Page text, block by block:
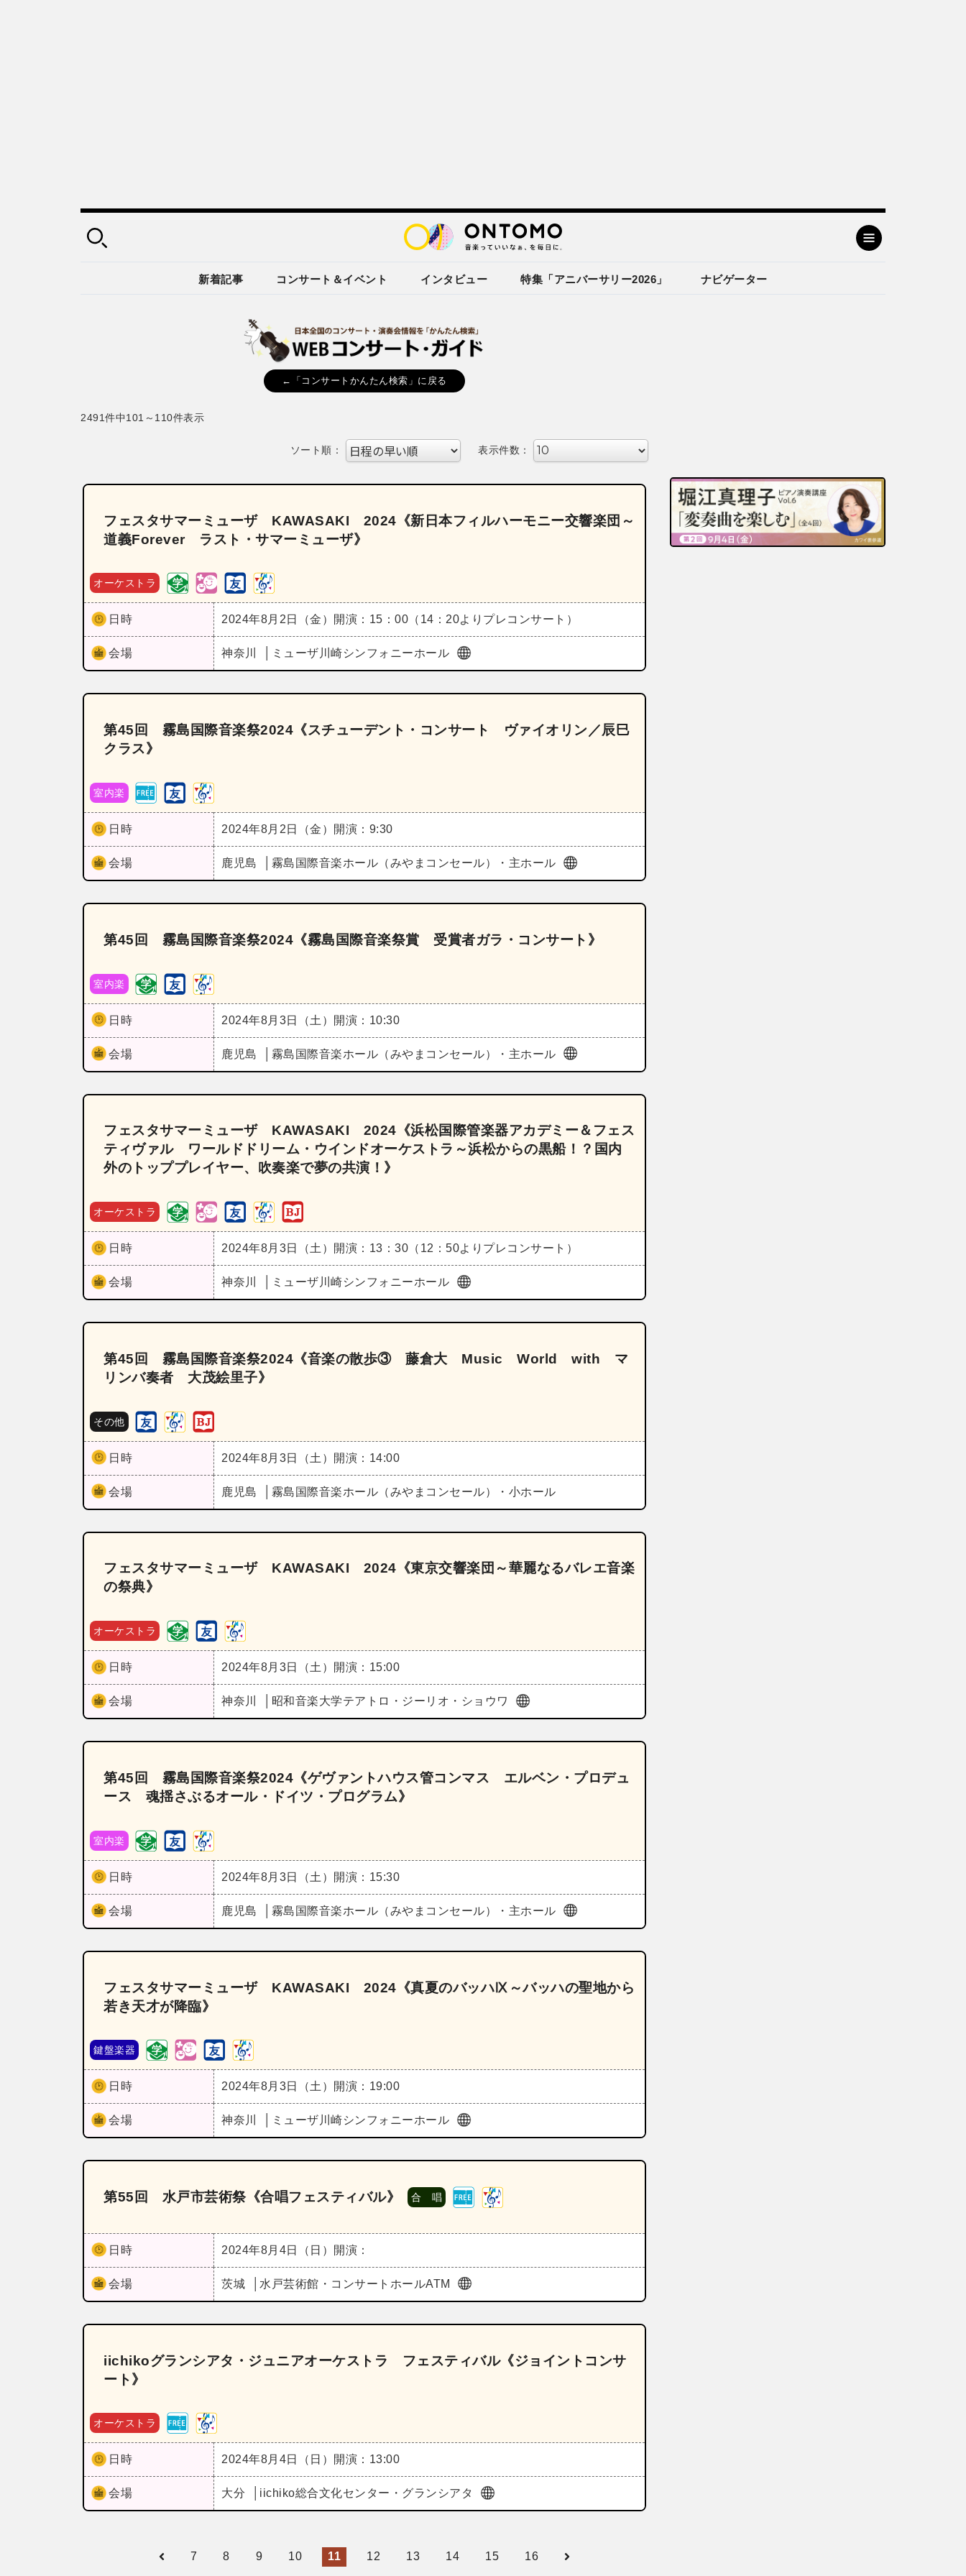
新着記事 コンサート＆イベント インタビュー 特集「アニバーサリー2026」 ナビゲーター
←「コンサートかんたん検索」に戻る
2491件中101～110件表示
ソート順： 表示件数：
フェスタサマーミューザ KAWASAKI 2024《新日本フィルハーモニー交響楽団～
道義Forever ラスト・サマーミューザ》
オーケストラ
日時 2024年8月2日（金） 開演：15：00（14：20よりプレコンサート）
会場 神奈川 ミューザ川崎シンフォニーホール
第45回 霧島国際音楽祭2024《スチューデント・コンサート ヴァイオリン／辰巳
クラス》
室内楽
日時 2024年8月2日（金） 開演：9:30
会場 鹿児島 霧島国際音楽ホール（みやまコンセール）・主ホール
第45回 霧島国際音楽祭2024《霧島国際音楽祭賞 受賞者ガラ・コンサート》
室内楽
日時 2024年8月3日（土） 開演：10:30
会場 鹿児島 霧島国際音楽ホール（みやまコンセール）・主ホール
フェスタサマーミューザ KAWASAKI 2024《浜松国際管楽器アカデミー＆フェス
ティヴァル ワールドドリーム・ウインドオーケストラ～浜松からの黒船！？国内
外のトッププレイヤー、吹奏楽で夢の共演！》
オーケストラ
日時 2024年8月3日（土） 開演：13：30（12：50よりプレコンサート）
会場 神奈川 ミューザ川崎シンフォニーホール
第45回 霧島国際音楽祭2024《音楽の散歩③ 藤倉大 Music World with マ
リンバ奏者 大茂絵里子》
その他
日時 2024年8月3日（土） 開演：14:00
会場 鹿児島 霧島国際音楽ホール（みやまコンセール）・小ホール
フェスタサマーミューザ KAWASAKI 2024《東京交響楽団～華麗なるバレエ音楽
の祭典》
オーケストラ
日時 2024年8月3日（土） 開演：15:00
会場 神奈川 昭和音楽大学テアトロ・ジーリオ・ショウワ
第45回 霧島国際音楽祭2024《ゲヴァントハウス管コンマス エルベン・プロデュ
ース 魂揺さぶるオール・ドイツ・プログラム》
室内楽
日時 2024年8月3日（土） 開演：15:30
会場 鹿児島 霧島国際音楽ホール（みやまコンセール）・主ホール
フェスタサマーミューザ KAWASAKI 2024《真夏のバッハⅨ～バッハの聖地から
若き天才が降臨》
鍵盤楽器
日時 2024年8月3日（土） 開演：19:00
会場 神奈川 ミューザ川崎シンフォニーホール
第55回 水戸市芸術祭《合唱フェスティバル》 合 唱
日時 2024年8月4日（日） 開演：
会場 茨城 水戸芸術館・コンサートホールATM
iichikoグランシアタ・ジュニアオーケストラ フェスティバル《ジョイントコンサ
ート》
オーケストラ
日時 2024年8月4日（日） 開演：13:00
会場 大分 iichiko総合文化センター・グランシアタ
7 8 9 10 11 12 13 14 15 16